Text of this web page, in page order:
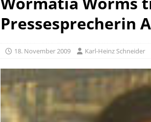
Pressesprecherin
18. November 2009 Karl-Heinz Schneider